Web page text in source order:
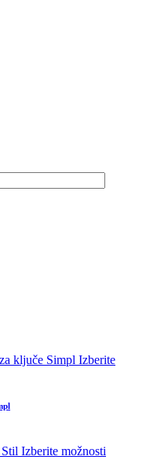
Izberite
Izberite možnosti